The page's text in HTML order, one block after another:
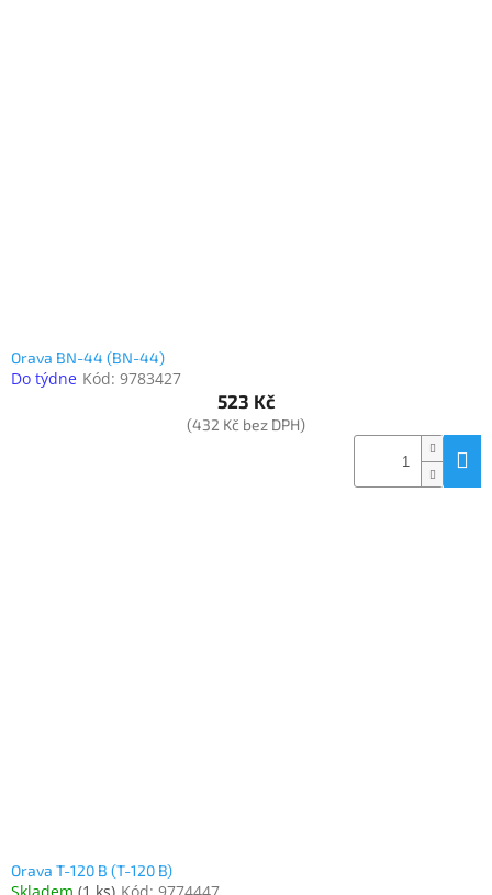
Orava BN-44 (BN-44)
Do týdne Kód: 9783427
523 Kč
(432 Kč bez DPH)
Orava T-120 B (T-120 B)